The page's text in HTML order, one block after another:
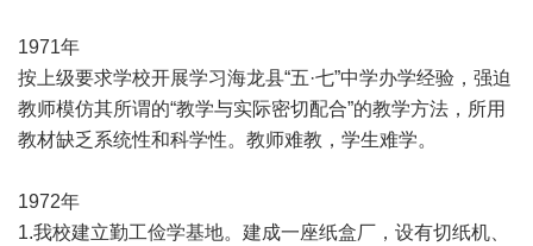
1971年
按上级要求学校开展学习海龙县“五·七”中学办学经验，强迫
教师模仿其所谓的“教学与实际密切配合”的教学方法，所用
教材缺乏系统性和科学性。教师难教，学生难学。
1972年
1.我校建立勤工俭学基地。建成一座纸盒厂，设有切纸机、